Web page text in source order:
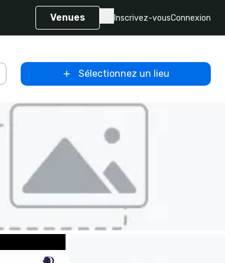
Venues Inscrivez-vousConnexion
Sélectionnez un lieu